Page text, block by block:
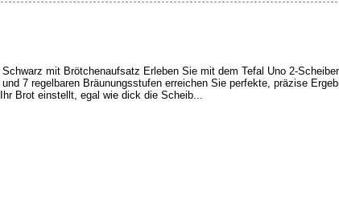
mit Brötchenaufsatz Erleben Sie mit dem Tefal Uno 2-
7 regelbaren Bräunungsstufen erreichen Sie perfekte, präzise
Brot einstellt, egal wie dick die Scheib...